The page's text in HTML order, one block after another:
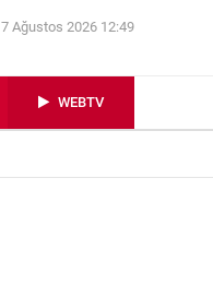
7 Ağustos 2026 12:49
WEBTV